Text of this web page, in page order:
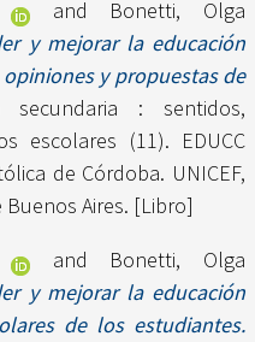
and Bonetti, Olga
y mejorar la educación
y propuestas de
: sentidos,
escolares (11). EDUCC
de Córdoba. UNICEF,
Aires. [Libro]
and Bonetti, Olga
y mejorar la educación
de los estudiantes.